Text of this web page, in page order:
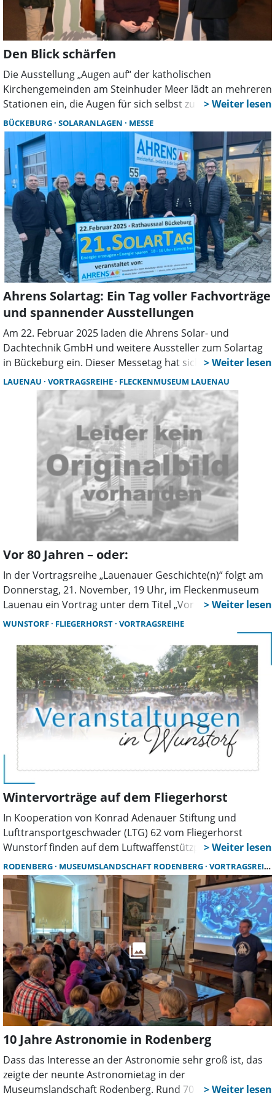
Den Blick schärfen
Die Ausstellung „Augen auf“ der katholischen
Kirchengemeinden am Steinhuder Meer lädt an mehreren
Stationen ein, die Augen für sich selbst zu öffnen, für die
eigene Wahrnehmung, das eigene Gefühl und die eigene
Haltung.
BÜCKEBURG SOLARANLAGEN MESSE
Ahrens Solartag: Ein Tag voller Fachvorträge
und spannender Ausstellungen
Am 22. Februar 2025 laden die Ahrens Solar- und
Dachtechnik GmbH und weitere Aussteller zum Solartag
in Bückeburg ein. Dieser Messetag hat sich als
Anlaufpunkt für Alles rund um Energieeinsparung und
Photovoltaik etabliert und findet in diesem Jahr bereits
zum 21. Mal statt.
LAUENAU VORTRAGSREIHE FLECKENMUSEUM LAUENAU
Vor 80 Jahren – oder:
In der Vortragsreihe „Lauenauer Geschichte(n)“ folgt am
Donnerstag, 21. November, 19 Uhr, im Fleckenmuseum
Lauenau ein Vortrag unter dem Titel „Vor 80 Jahren“. In
diesem Vortrag geht es um die Ereignisse, die vor 80
Jahren, am 26. November 1944 im Raum Deister-Süntel
stattfanden. Es waren die heftigsten Luftkämpfe des
zweiten Weltkrieges. Über die Ereignisse, die dabei in
Lauenau passierten, wird an diesem Abend berichtet.
WUNSTORF FLIEGERHORST VORTRAGSREIHE
Wintervorträge auf dem Fliegerhorst
In Kooperation von Konrad Adenauer Stiftung und
Lufttransportgeschwader (LTG) 62 vom Fliegerhorst
Wunstorf finden auf dem Luftwaffenstützpunkt im
November wieder zwei Ausgaben der bekannten,
kostenlosen „Wintervorträge“ statt.
RODENBERG MUSEUMSLANDSCHAFT RODENBERG VORTRAGSREIHE
10 Jahre Astronomie in Rodenberg
Dass das Interesse an der Astronomie sehr groß ist, das
zeigte der neunte Astronomietag in der
Museumslandschaft Rodenberg. Rund 70 Besucher und